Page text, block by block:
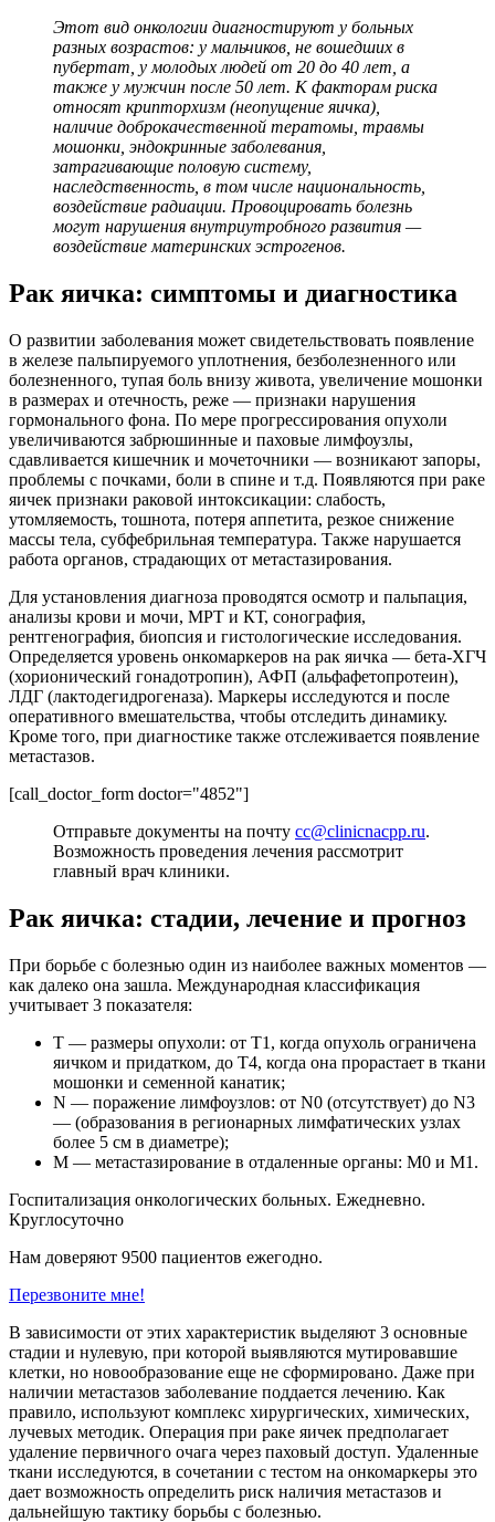
Этот вид онкологии диагностируют у больных
разных возрастов: у мальчиков, не вошедших в
пубертат, у молодых людей от 20 до 40 лет, а
также у мужчин после 50 лет. К факторам риска
относят крипторхизм (неопущение яичка),
наличие доброкачественной тератомы, травмы
мошонки, эндокринные заболевания,
затрагивающие половую систему,
наследственность, в том числе национальность,
воздействие радиации. Провоцировать болезнь
могут нарушения внутриутробного развития —
воздействие материнских эстрогенов.
Рак яичка: симптомы и диагностика
О развитии заболевания может свидетельствовать появление
в железе пальпируемого уплотнения, безболезненного или
болезненного, тупая боль внизу живота, увеличение мошонки
в размерах и отечность, реже — признаки нарушения
гормонального фона. По мере прогрессирования опухоли
увеличиваются забрюшинные и паховые лимфоузлы,
сдавливается кишечник и мочеточники — возникают запоры,
проблемы с почками, боли в спине и т.д. Появляются при раке
яичек признаки раковой интоксикации: слабость,
утомляемость, тошнота, потеря аппетита, резкое снижение
массы тела, субфебрильная температура. Также нарушается
работа органов, страдающих от метастазирования.
Для установления диагноза проводятся осмотр и пальпация,
анализы крови и мочи, МРТ и КТ, сонография,
рентгенография, биопсия и гистологические исследования.
Определяется уровень онкомаркеров на рак яичка — бета-ХГЧ
(хорионический гонадотропин), АФП (альфафетопротеин),
ЛДГ (лактодегидрогеназа). Маркеры исследуются и после
оперативного вмешательства, чтобы отследить динамику.
Кроме того, при диагностике также отслеживается появление
метастазов.
[call_doctor_form doctor="4852"]
Отправьте документы на почту cc@clinicnacpp.ru.
Возможность проведения лечения рассмотрит
главный врач клиники.
Рак яичка: стадии, лечение и прогноз
При борьбе с болезнью один из наиболее важных моментов —
как далеко она зашла. Международная классификация
учитывает 3 показателя:
T — размеры опухоли: от T1, когда опухоль ограничена
яичком и придатком, до T4, когда она прорастает в ткани
мошонки и семенной канатик;
N — поражение лимфоузлов: от N0 (отсутствует) до N3
— (образования в регионарных лимфатических узлах
более 5 см в диаметре);
M — метастазирование в отдаленные органы: M0 и M1.
Госпитализация онкологических больных. Ежедневно.
Круглосуточно
Нам доверяют 9500 пациентов ежегодно.
Перезвоните мне!
В зависимости от этих характеристик выделяют 3 основные
стадии и нулевую, при которой выявляются мутировавшие
клетки, но новообразование еще не сформировано. Даже при
наличии метастазов заболевание поддается лечению. Как
правило, используют комплекс хирургических, химических,
лучевых методик. Операция при раке яичек предполагает
удаление первичного очага через паховый доступ. Удаленные
ткани исследуются, в сочетании с тестом на онкомаркеры это
дает возможность определить риск наличия метастазов и
дальнейшую тактику борьбы с болезнью.